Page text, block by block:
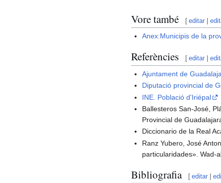
Vore també [ editar |
Anex:Municipis de la
Referències [ editar |
Ajuntament de
Diputació provincial de
INE. Població d'Iriépal
Ballesteros San-José,
Provincial de
Diccionario de la Real
Ranz Yubero, José
particularidades». Wad-
Bibliografia [ editar |